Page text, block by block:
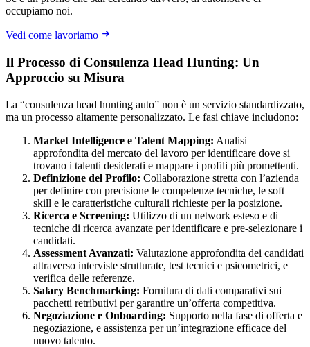
occupiamo noi.
Vedi come lavoriamo
Il Processo di Consulenza Head Hunting: Un
Approccio su Misura
La “consulenza head hunting auto” non è un servizio standardizzato,
ma un processo altamente personalizzato. Le fasi chiave includono:
Market Intelligence e Talent Mapping: Analisi
approfondita del mercato del lavoro per identificare dove si
trovano i talenti desiderati e mappare i profili più promettenti.
Definizione del Profilo: Collaborazione stretta con l’azienda
per definire con precisione le competenze tecniche, le soft
skill e le caratteristiche culturali richieste per la posizione.
Ricerca e Screening: Utilizzo di un network esteso e di
tecniche di ricerca avanzate per identificare e pre-selezionare i
candidati.
Assessment Avanzati: Valutazione approfondita dei candidati
attraverso interviste strutturate, test tecnici e psicometrici, e
verifica delle referenze.
Salary Benchmarking: Fornitura di dati comparativi sui
pacchetti retributivi per garantire un’offerta competitiva.
Negoziazione e Onboarding: Supporto nella fase di offerta e
negoziazione, e assistenza per un’integrazione efficace del
nuovo talento.